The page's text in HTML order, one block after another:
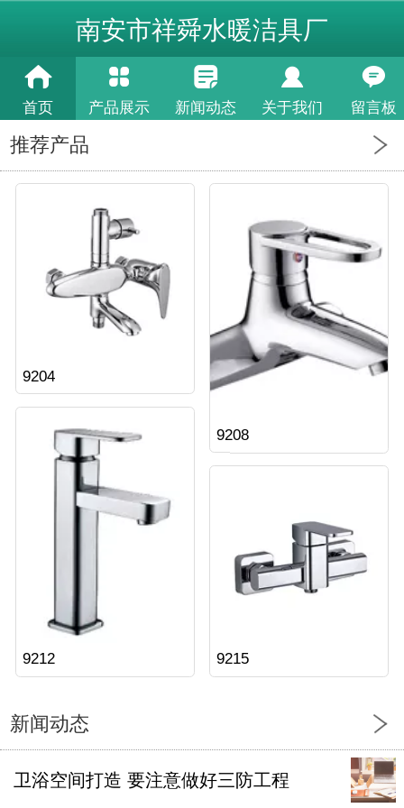
南安市祥舜水暖洁具厂
首页 产品展示 新闻动态 关于我们 留言板
推荐产品
9204
9208
9212 9215
新闻动态
卫浴空间打造 要注意做好三防工程